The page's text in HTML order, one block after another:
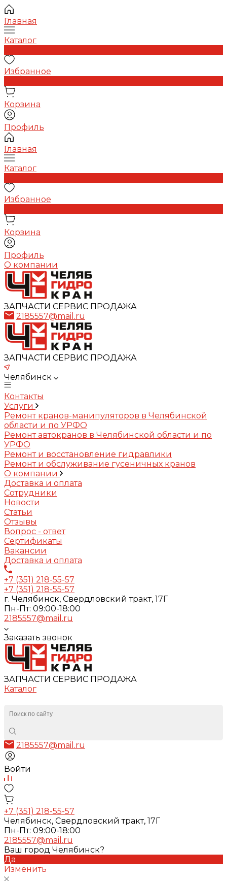
Главная
Каталог
Избранное
Корзина
Профиль
Главная
Каталог
Избранное
Корзина
Профиль
О компании
ЗАПЧАСТИ СЕРВИС ПРОДАЖА
2185557@mail.ru
ЗАПЧАСТИ СЕРВИС ПРОДАЖА
Челябинск
Контакты
Услуги
Ремонт кранов-манипуляторов в Челябинской
области и по УРФО
Ремонт автокранов в Челябинской области и по
УРФО
Ремонт и восстановление гидравлики
Ремонт и обслуживание гусеничных кранов
О компании
Доставка и оплата
Сотрудники
Новости
Статьи
Отзывы
Вопрос - ответ
Сертификаты
Вакансии
Доставка и оплата
+7 (351) 218-55-57
+7 (351) 218-55-57
г. Челябинск, Свердловский тракт, 17Г
Пн-Пт: 09:00-18:00
2185557@mail.ru
Заказать звонок
ЗАПЧАСТИ СЕРВИС ПРОДАЖА
Каталог
2185557@mail.ru
Войти
+7 (351) 218-55-57
Челябинск, Свердловский тракт, 17Г
Пн-Пт: 09:00-18:00
2185557@mail.ru
Ваш город Челябинск?
Да
Изменить